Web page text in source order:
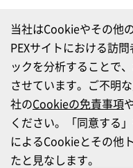
当社はCookieやその他
PEXサイトにおける訪
ックを分析することで
させています。ご不明
社のCookieの免責事項
ください。「同意する
によるCookieとその他
たと見なします。